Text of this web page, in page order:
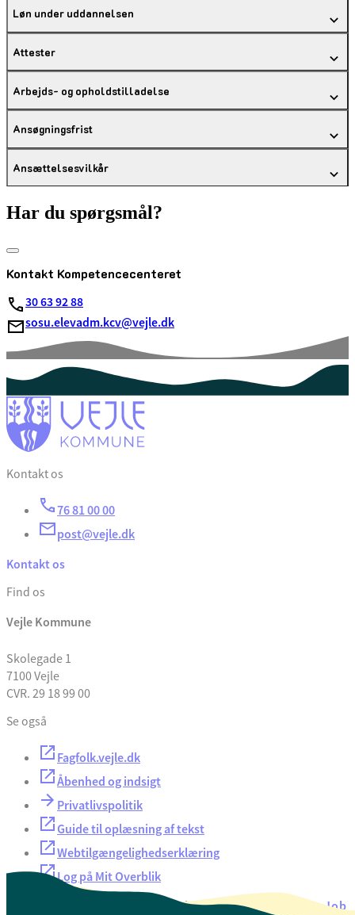
Løn under uddannelsen
Attester
Arbejds- og opholdstilladelse
Ansøgningsfrist
Ansættelsesvilkår
Har du spørgsmål?
Kontakt Kompetencecenteret
30 63 92 88
sosu.elevadm.kcv@vejle.dk
Kontakt os
76 81 00 00
post@vejle.dk
Kontakt os
Find os
Vejle Kommune
Skolegade 1
7100 Vejle
CVR. 29 18 99 00
Se også
Fagfolk.vejle.dk
Åbenhed og indsigt
Privatlivspolitik
Guide til oplæsning af tekst
Webtilgængelighedserklæring
Log på Mit Overblik
Oversigt over selvbetjeningJob